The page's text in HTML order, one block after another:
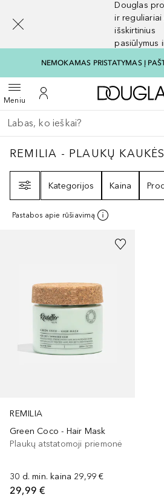
Douglas
ir reguliariai
išskirtinius
pasiūlymus
NEMOKAMAS PRISTATYMAS Į
MeniuAtidaryti meniuĮ mano paskyrą
Grįžk atgal
Vykdykite paiešką
REMILIA - PLAUKŲ
REMILIA - PLAUKŲ
Kategorijos
Kaina
Pastabos apie rūšiavimą
REMILIA
Green Coco - Hair Mask
Plaukų atstatomoji priemonė
30 d. min. kaina 29,99 €
29,99 €
[navigation.slideout.screenreader]